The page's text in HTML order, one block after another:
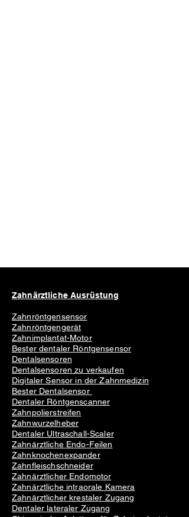
Zahnärztliche Ausrüstung
Zahnröntgensensor
Zahnröntgengerät
Zahnimplantat-Motor
Bester dentaler Röntgensensor
Dentalsensoren
Dentalsensoren zu verkaufen
Digitaler Sensor in der Zahnmedizin
Bester Dentalsensor
Dentaler Röntgenscanner
Zahnpolierstreifen
Zahnwurzelheber
Dentaler Ultraschall-Scaler
Zahnärztliche Endo-Feilen
Zahnknochenexpander
Zahnfleischschneider
Zahnärztlicher Endomotor
Zahnärztliche intraorale Kamera
Zahnärztlicher krestaler Zugang
Dentaler lateraler Zugang